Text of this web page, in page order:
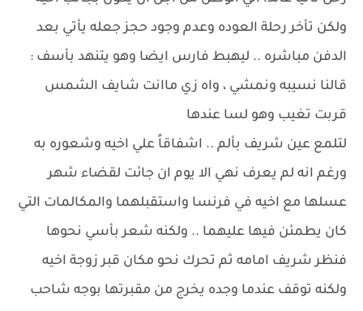
ولكن تأخر رحلة العوده وعدم وجود حجز جعله يأتي بعد
الدفن مباشره .. ليهبط فارس ايضا وهو يتنهد بأسف :
قالنا نسيبه ونمشي ، واه زي ماانت شايف الشمس
قربت تغيب وهو لسا عندها
لتلمع عين شريف بألم .. اشفاقاً علي اخيه وشعوره به
ورغم انه لم يعرف نهي الا يوم ان جائت لقضاء شهر
عسلها مع اخيه في فرنسا واستقبلهما والمكالمات التي
كان يطمئن فيها عليهما .. ولكنه شعر بأسي نحوها
فنظر شريف امامه ثم تحرك نحو مكان قبر زوجة اخيه
ولكنه توقف عندما وجده يخرج من مقبرتها بوجه شاحب